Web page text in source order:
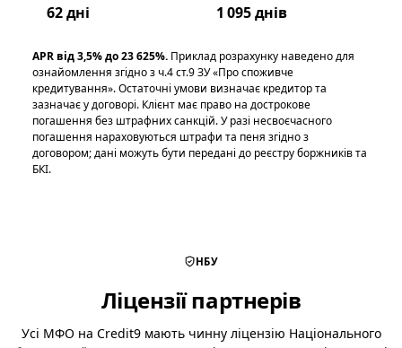
62 дні 1 095 днів
APR від 3,5% до 23 625%. Приклад розрахунку наведено для
ознайомлення згідно з ч.4 ст.9 ЗУ «Про споживче
кредитування». Остаточні умови визначає кредитор та
зазначає у договорі. Клієнт має право на дострокове
погашення без штрафних санкцій. У разі несвоєчасного
погашення нараховуються штрафи та пеня згідно з
договором; дані можуть бути передані до реєстру боржників та
БКІ.
НБУ
Ліцензії партнерів
Усі МФО на Credit9 мають чинну ліцензію Національного